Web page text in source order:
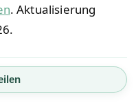
. Aktualisierung